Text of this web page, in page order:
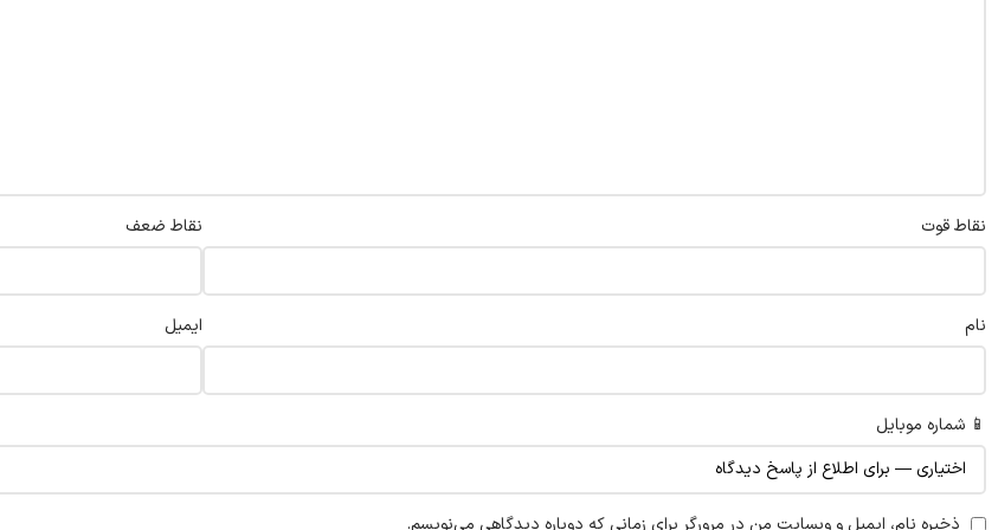
نقاط قوت نقاط ضعف
نام ایمیل
📱 شماره موبایل
ذخیره نام، ایمیل و وبسایت من در مرورگر برای زمانی که دوباره دیدگاهی می‌نویسم.